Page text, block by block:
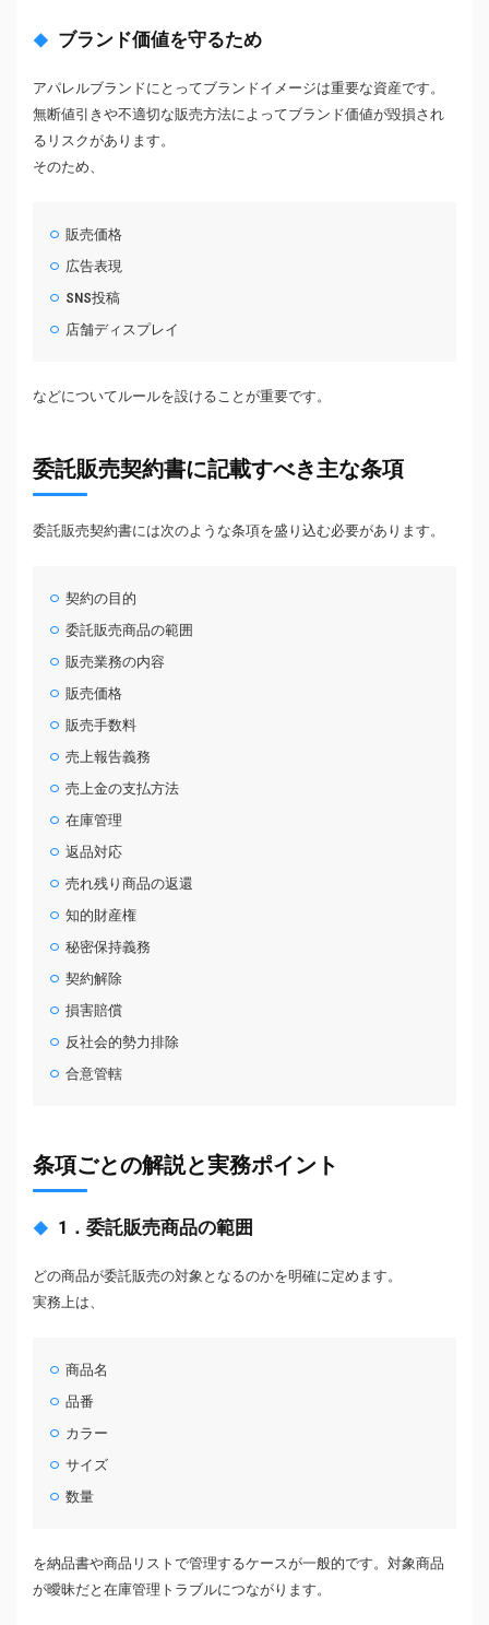
ブランド価値を守るため
アパレルブランドにとってブランドイメージは重要な資産です。
無断値引きや不適切な販売方法によってブランド価値が毀損され
るリスクがあります。
そのため、
販売価格
広告表現
SNS投稿
店舗ディスプレイ
などについてルールを設けることが重要です。
委託販売契約書に記載すべき主な条項
委託販売契約書には次のような条項を盛り込む必要があります。
契約の目的
委託販売商品の範囲
販売業務の内容
販売価格
販売手数料
売上報告義務
売上金の支払方法
在庫管理
返品対応
売れ残り商品の返還
知的財産権
秘密保持義務
契約解除
損害賠償
反社会的勢力排除
合意管轄
条項ごとの解説と実務ポイント
1．委託販売商品の範囲
どの商品が委託販売の対象となるのかを明確に定めます。
実務上は、
商品名
品番
カラー
サイズ
数量
を納品書や商品リストで管理するケースが一般的です。対象商品
が曖昧だと在庫管理トラブルにつながります。